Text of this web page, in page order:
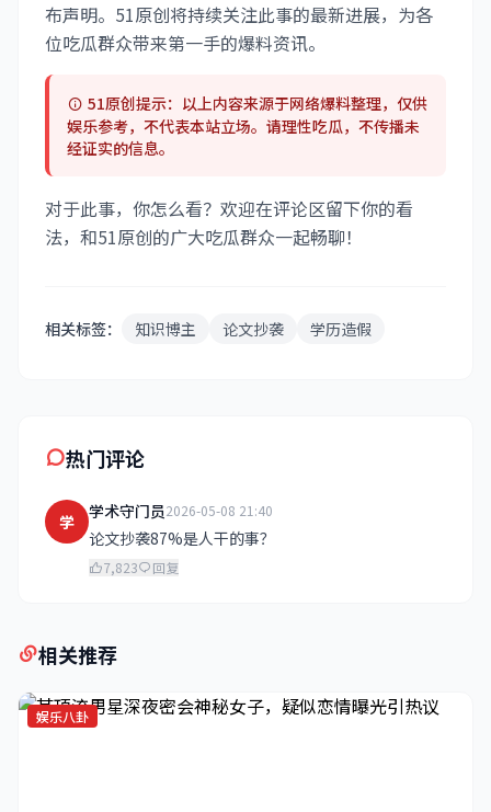
布声明。51原创将持续关注此事的最新进展，为各
位吃瓜群众带来第一手的爆料资讯。
51原创提示：以上内容来源于网络爆料整理，仅供
娱乐参考，不代表本站立场。请理性吃瓜，不传播未
经证实的信息。
对于此事，你怎么看？欢迎在评论区留下你的看
法，和51原创的广大吃瓜群众一起畅聊！
相关标签： 知识博主 论文抄袭 学历造假
热门评论
学 学术守门员2026-05-08 21:40
论文抄袭87%是人干的事？
7,823 回复
相关推荐
娱乐八卦